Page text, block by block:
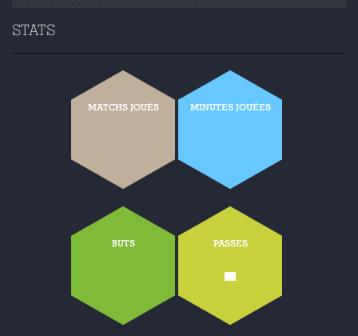
STATS
MATCHS JOUÉS MINUTES JOUÉES
BUTS PASSES
-